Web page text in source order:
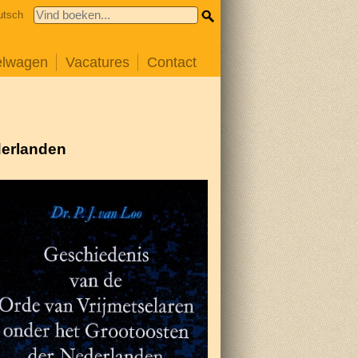
Vacatures Contact